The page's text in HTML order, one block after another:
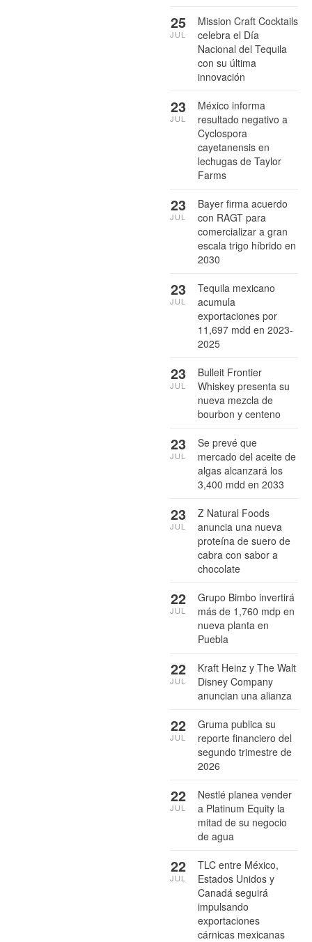
Mission Craft Cocktails
celebra el Día
Nacional del Tequila
con su última
innovación
25
JUL
México informa
resultado negativo a
Cyclospora
cayetanensis en
lechugas de Taylor
Farms
23
JUL
Bayer firma acuerdo
con RAGT para
comercializar a gran
escala trigo híbrido en
2030
23
JUL
Tequila mexicano
acumula
exportaciones por
11,697 mdd en 2023-
2025
23
JUL
Bulleit Frontier
Whiskey presenta su
nueva mezcla de
bourbon y centeno
23
JUL
Se prevé que
mercado del aceite de
algas alcanzará los
3,400 mdd en 2033
23
JUL
Z Natural Foods
anuncia una nueva
proteína de suero de
cabra con sabor a
chocolate
23
JUL
Grupo Bimbo invertirá
más de 1,760 mdp en
nueva planta en
Puebla
22
JUL
Kraft Heinz y The Walt
Disney Company
anuncian una alianza
22
JUL
Gruma publica su
reporte financiero del
segundo trimestre de
2026
22
JUL
Nestlé planea vender
a Platinum Equity la
mitad de su negocio
de agua
22
JUL
TLC entre México,
Estados Unidos y
Canadá seguirá
impulsando
exportaciones
cárnicas mexicanas
22
JUL